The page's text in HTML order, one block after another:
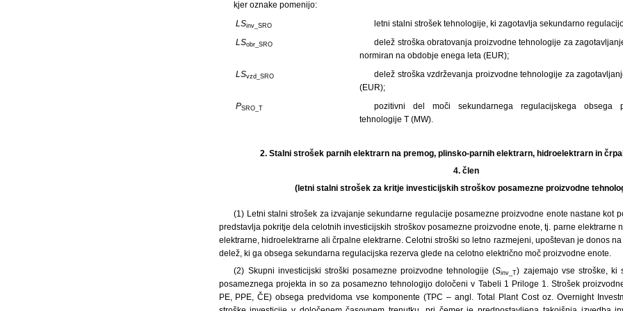
kjer oznake pomenijo:
LSinv_SRO
letni stalni strošek tehnologije, ki zagotavlja sekundarno
LSobr_SRO
delež stroška obratovanja proizvodne tehnologije za
normiran na obdobje enega leta (EUR);
LSvzd_SRO
delež stroška vzdrževanja proizvodne tehnologije za
(EUR);
PSRO_T
pozitivni del moči sekundarnega regulacijskega obsega
tehnologije T (MW).
2. Stalni strošek parnih elektrarn na premog, plinsko-parnih elektrarn, hidroelektrarn in
4. člen
(letni stalni strošek za kritje investicijskih stroškov posamezne proizvodne
(1) Letni stalni strošek za izvajanje sekundarne regulacije posamezne proizvodne enote nastane kot
predstavlja pokritje dela celotnih investicijskih stroškov posamezne proizvodne enote, tj. parne elektrarne
elektrarne, hidroelektrarne ali črpalne elektrarne. Celotni stroški so letno razmejeni, upoštevan je donos
delež, ki ga obsega sekundarna regulacijska rezerva glede na celotno električno moč proizvodne enote.
(2) Skupni investicijski stroški posamezne proizvodne tehnologije (Sinv_T) zajemajo vse stroške, ki
posameznega projekta in so za posamezno tehnologijo določeni v Tabeli 1 Priloge 1. Strošek
PE, PPE, ČE) obsega predvidoma vse komponente (TPC – angl. Total Plant Cost oz. Overnight